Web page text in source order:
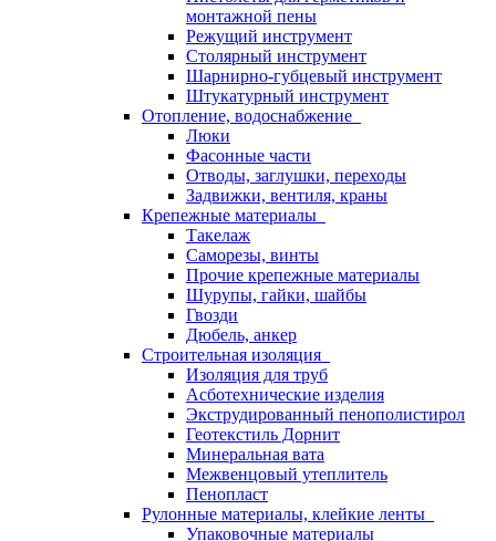
монтажной пены
Режущий инструмент
Столярный инструмент
Шарнирно-губцевый инструмент
Штукатурный инструмент
Отопление, водоснабжение
Люки
Фасонные части
Отводы, заглушки, переходы
Задвижки, вентиля, краны
Крепежные материалы
Такелаж
Саморезы, винты
Прочие крепежные материалы
Шурупы, гайки, шайбы
Гвозди
Дюбель, анкер
Строительная изоляция
Изоляция для труб
Асботехнические изделия
Экструдированный пенополистирол
Геотекстиль Дорнит
Минеральная вата
Межвенцовый утеплитель
Пенопласт
Рулонные материалы, клейкие ленты
Упаковочные материалы